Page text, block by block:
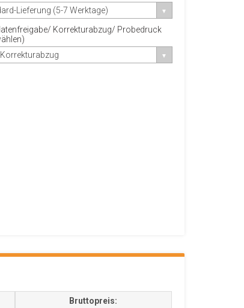
Lieferung (5-7 Werktage)
Korrekturabzug/ Probedruck
Bruttopreis: